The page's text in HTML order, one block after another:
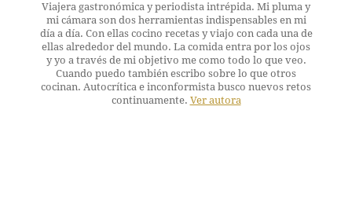
Viajera gastronómica y periodista intrépida. Mi pluma y
mi cámara son dos herramientas indispensables en mi
día a día. Con ellas cocino recetas y viajo con cada una de
ellas alrededor del mundo. La comida entra por los ojos
y yo a través de mi objetivo me como todo lo que veo.
Cuando puedo también escribo sobre lo que otros
cocinan. Autocrítica e inconformista busco nuevos retos
continuamente. Ver autora